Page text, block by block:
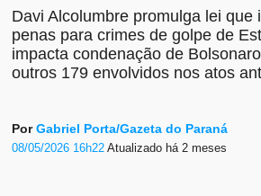
Davi Alcolumbre promulga lei que
penas para crimes de golpe de
impacta condenação de
outros 179 envolvidos nos atos
PorGabriel Porta/Gazeta do Paraná
08/05/2026 16h22Atualizado há 2 meses